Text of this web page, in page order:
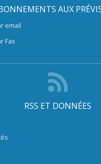
AUX
email
Fax
RSS ET DONNÉES